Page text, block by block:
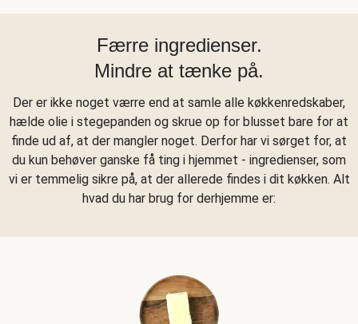
Færre ingredienser.
Mindre at tænke på.
Der er ikke noget værre end at samle alle køkkenredskaber,
hælde olie i stegepanden og skrue op for blusset bare for at
finde ud af, at der mangler noget. Derfor har vi sørget for, at
du kun behøver ganske få ting i hjemmet - ingredienser, som
vi er temmelig sikre på, at der allerede findes i dit køkken. Alt
hvad du har brug for derhjemme er: